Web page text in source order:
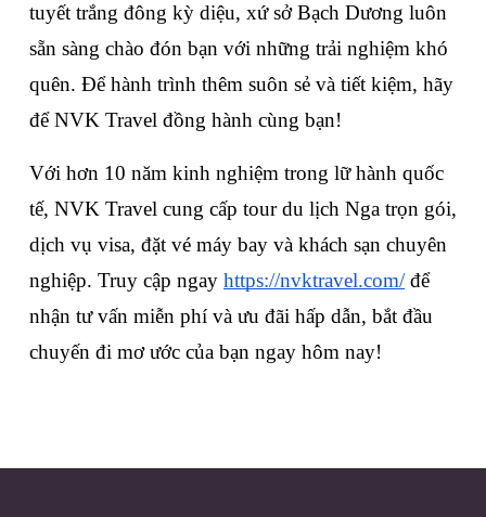
tuyết trắng đông kỳ diệu, xứ sở Bạch Dương luôn
sẵn sàng chào đón bạn với những trải nghiệm khó
quên. Để hành trình thêm suôn sẻ và tiết kiệm, hãy
để NVK Travel đồng hành cùng bạn!
Với hơn 10 năm kinh nghiệm trong lữ hành quốc
tế, NVK Travel cung cấp tour du lịch Nga trọn gói,
dịch vụ visa, đặt vé máy bay và khách sạn chuyên
nghiệp. Truy cập ngay https://nvktravel.com/ để
nhận tư vấn miễn phí và ưu đãi hấp dẫn, bắt đầu
chuyến đi mơ ước của bạn ngay hôm nay!